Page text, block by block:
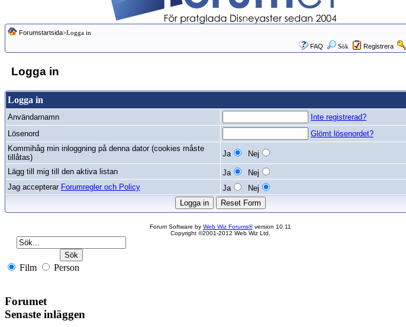
Forumstartsida>Logga in
FAQ
Sök Registrera
Logga in
Logga in
Användarnamn
Inte registrerad?
Lösenord
Glömt lösenordet?
Kommihåg min inloggning på denna dator (cookies måste
tillåtas)
Ja
Nej
Lägg till mig till den aktiva listan
Ja
Nej
Jag accepterar Forumregler och Policy Ja Nej
Forum Software by Web Wiz Forums®version 10.11
Copyright ©2001-2012 Web Wiz Ltd.
Film Person
Forumet
Senaste inläggen